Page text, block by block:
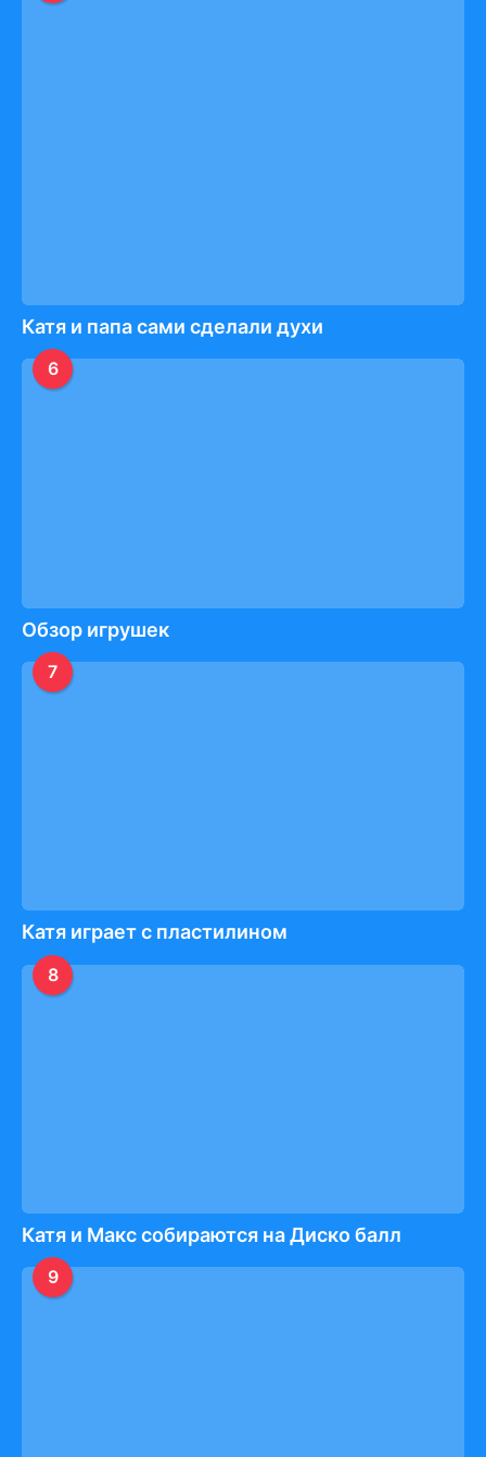
Катя и папа сами сделали духи
6
Обзор игрушек
7
Катя играет с пластилином
8
Катя и Макс собираются на Диско балл
9